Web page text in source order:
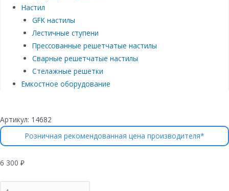
Настил
GFK настилы
Лестичные ступени
Прессованные решетчатые настилы
Сварные решетчатые настилы
Стелажные решетки
Емкостное оборудование
Артикул: 14682
Розничная рекомендованная цена производителя*
6 300 ₽